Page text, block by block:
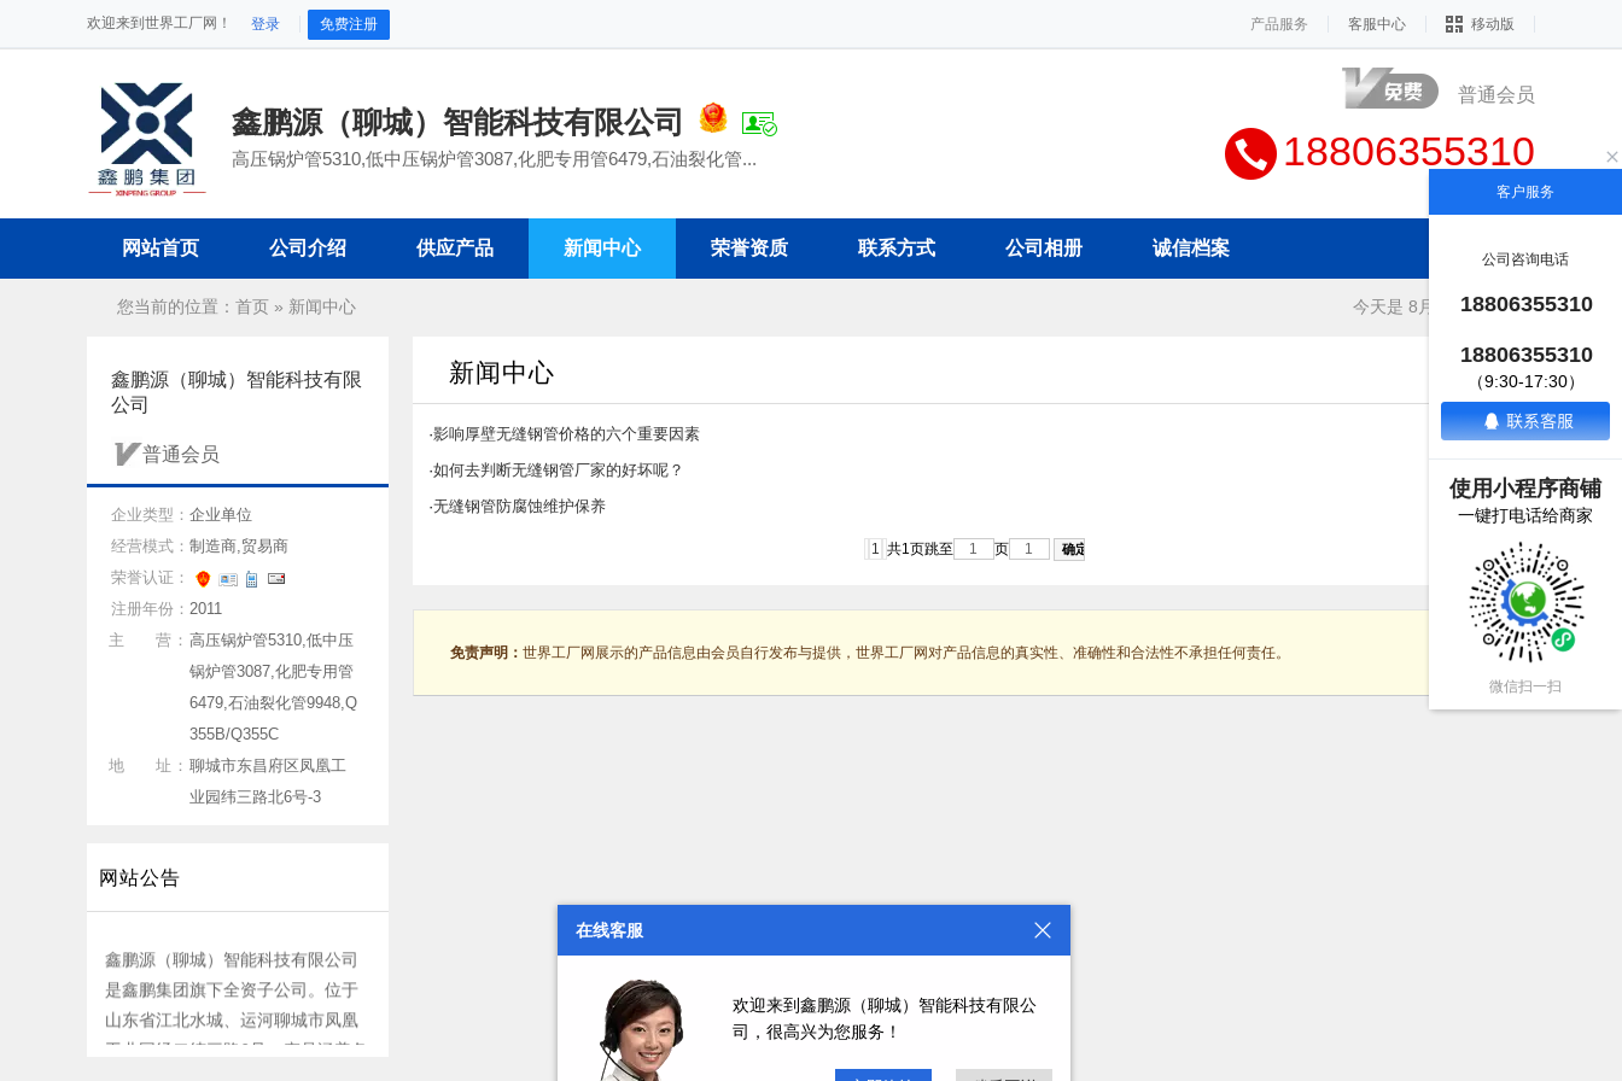
欢迎来到世界工厂网！ 登录 免费注册 产品服务 客服中心 移动版
鑫鹏源（聊城）智能科技有限公司
高压锅炉管5310,低中压锅炉管3087,化肥专用管6479,石油裂化管...
普通会员
18806355310
网站首页 公司介绍 供应产品 新闻中心 荣誉资质 联系方式 公司相册 诚信档案
今天是 8月7日 星期五
您当前的位置： 首页 » 新闻中心
鑫鹏源（聊城）智能科技有限
公司
普通会员
企业类型： 企业单位
经营模式： 制造商,贸易商
荣誉认证：
注册年份： 2011
主 营： 高压锅炉管5310,低中压
锅炉管3087,化肥专用管
6479,石油裂化管9948,Q
355B/Q355C
地 址： 聊城市东昌府区凤凰工
业园纬三路北6号-3
网站公告
鑫鹏源（聊城）智能科技有限公司
是鑫鹏集团旗下全资子公司。位于
山东省江北水城、运河聊城市凤凰
工业园经二纬三路6号。产品涵盖各
新闻中心
·影响厚壁无缝钢管价格的六个重要因素 2025-01-10
·如何去判断无缝钢管厂家的好坏呢？
·无缝钢管防腐蚀维护保养 2025-01-10
1 共1页跳至 页
免责声明： 世界工厂网展示的产品信息由会员自行发布与提供，世界工厂网对产品信息的真实性、准确性和合法性不承担任何责任。
客户服务
公司咨询电话
18806355310
18806355310
（9:30-17:30）
使用小程序商铺
一键打电话给商家
微信扫一扫
在线客服
欢迎来到鑫鹏源（聊城）智能科技有限公
司，很高兴为您服务！